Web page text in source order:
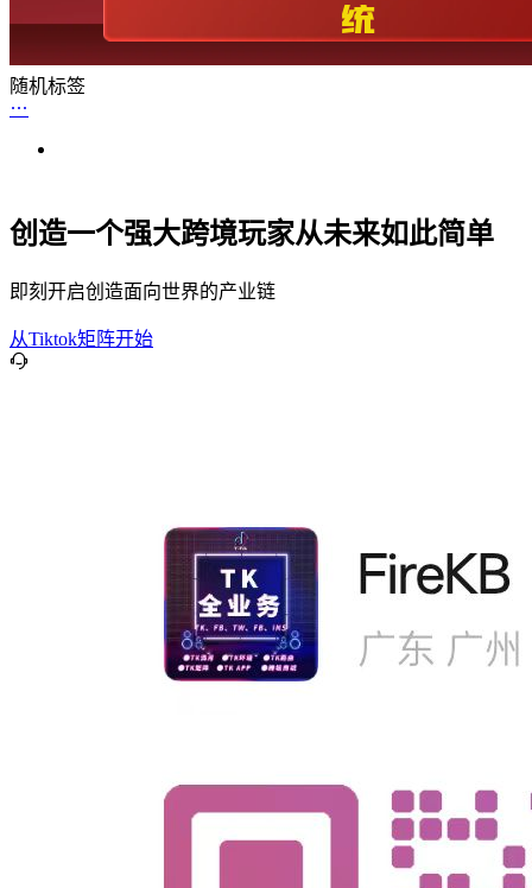
随机标签
创造一个强大跨境玩家从未来如此简单
即刻开启创造面向世界的产业链
从Tiktok矩阵开始